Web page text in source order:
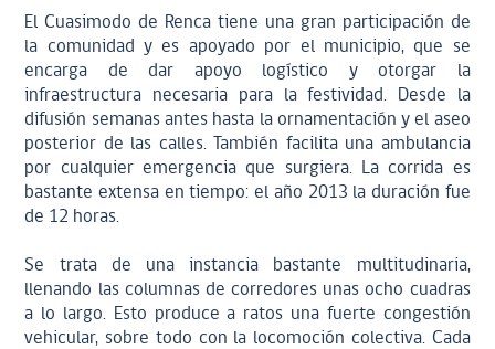
El Cuasimodo de Renca tiene una gran participación de
la comunidad y es apoyado por el municipio, que se
encarga de dar apoyo logístico y otorgar la
infraestructura necesaria para la festividad. Desde la
difusión semanas antes hasta la ornamentación y el aseo
posterior de las calles. También facilita una ambulancia
por cualquier emergencia que surgiera. La corrida es
bastante extensa en tiempo: el año 2013 la duración fue
de 12 horas.
Se trata de una instancia bastante multitudinaria,
llenando las columnas de corredores unas ocho cuadras
a lo largo. Esto produce a ratos una fuerte congestión
vehicular, sobre todo con la locomoción colectiva. Cada